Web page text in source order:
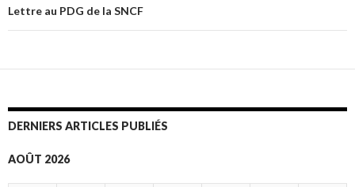
articles
Lettre au PDG de la SNCF
DERNIERS ARTICLES PUBLIÉS
AOÛT 2026